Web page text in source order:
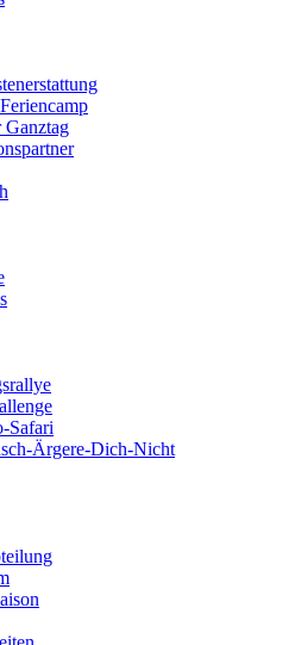
Safari
Ärgere-Dich-Nicht